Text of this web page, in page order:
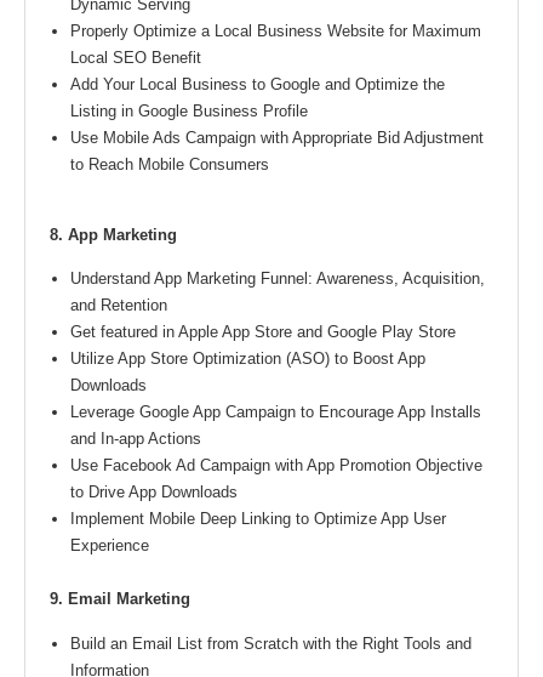
Dynamic Serving
Properly Optimize a Local Business Website for Maximum
Local SEO Benefit
Add Your Local Business to Google and Optimize the
Listing in Google Business Profile
Use Mobile Ads Campaign with Appropriate Bid Adjustment
to Reach Mobile Consumers
8. App Marketing
Understand App Marketing Funnel: Awareness, Acquisition,
and Retention
Get featured in Apple App Store and Google Play Store
Utilize App Store Optimization (ASO) to Boost App
Downloads
Leverage Google App Campaign to Encourage App Installs
and In-app Actions
Use Facebook Ad Campaign with App Promotion Objective
to Drive App Downloads
Implement Mobile Deep Linking to Optimize App User
Experience
9. Email Marketing
Build an Email List from Scratch with the Right Tools and
Information